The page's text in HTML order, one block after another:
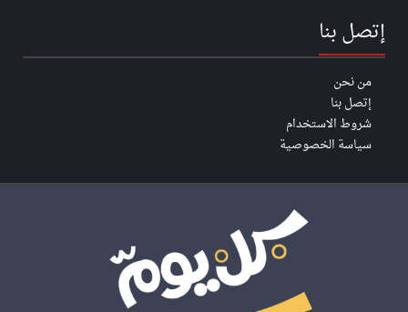
إتصل بنا
من نحن
إتصل بنا
شروط الاستخدام
سياسة الخصوصية